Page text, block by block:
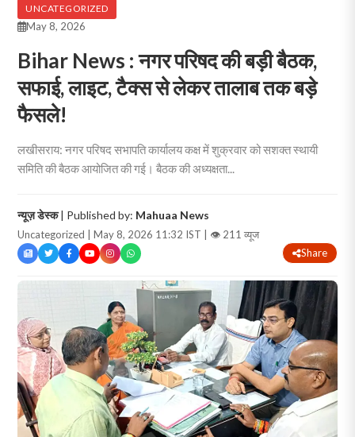
UNCATEGORIZED
May 8, 2026
Bihar News : नगर परिषद की बड़ी बैठक,
सफाई, लाइट, टैक्स से लेकर तालाब तक बड़े
फैसले!
लखीसराय: नगर परिषद सभापति कार्यालय कक्ष में शुक्रवार को सशक्त स्थायी
समिति की बैठक आयोजित की गई। बैठक की अध्यक्षता...
न्यूज़ डेस्क| Published by: Mahuaa News
Uncategorized | May 8, 2026 11:32 IST | 👁 211 व्यूज
Share